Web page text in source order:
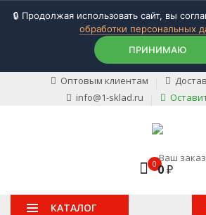
🔒 Продолжая использовать сайт, вы
обработки персональных
ПРИНИМАЮ
Оптовым клиентам
info@1-sklad.ru
0 Ваш
0 ₽
КАТАЛОГ